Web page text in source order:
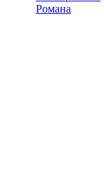
Романа